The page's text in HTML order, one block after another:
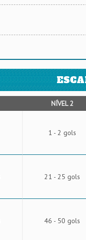
NÍVEL 2
1 - 2 gols
21 - 25 gols
46 - 50 gols